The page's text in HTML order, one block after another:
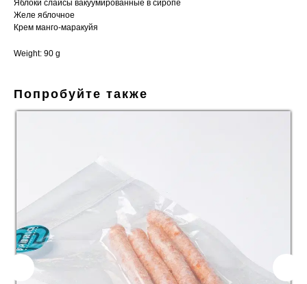
Яблоки слайсы вакуумированные в сиропе
Желе яблочное
Крем манго-маракуйя
Weight: 90 g
Попробуйте также